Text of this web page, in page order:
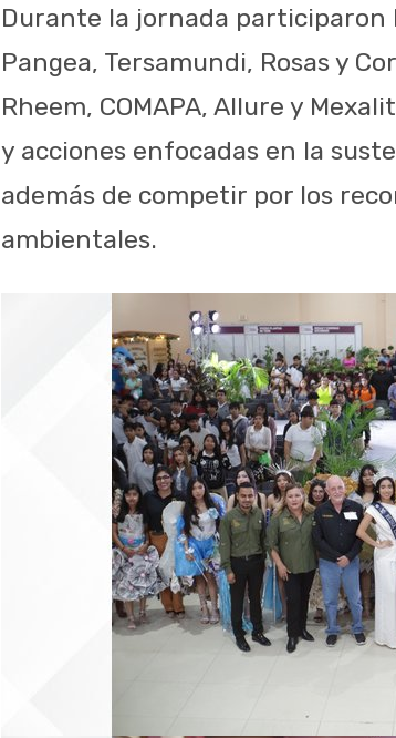
Durante la jornada participaron
Pangea, Tersamundi, Rosas y
Rheem, COMAPA, Allure y
y acciones enfocadas en la
además de competir por los
ambientales.